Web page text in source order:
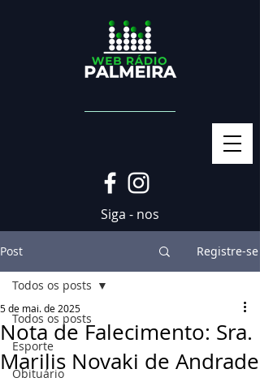
Siga - nos
Post Registre-se
Todos os posts
Esporte
Obituário
Todos os posts
Nota de Falecimento: Sra.
Marilis Novaki de Andrade
5 de mai. de 2025